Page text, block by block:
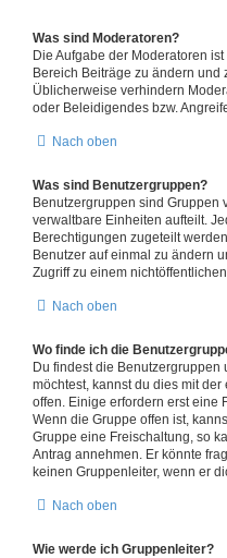
Was sind Moderatoren?
Die Aufgabe der Moderatoren
Bereich Beiträge zu ändern
Üblicherweise verhindern
oder Beleidigendes bzw.
Nach oben
Was sind Benutzergruppen?
Benutzergruppen sind Gruppen
verwaltbare Einheiten aufteilt.
Berechtigungen zugeteilt
Benutzer auf einmal zu ändern
Zugriff zu einem
Nach oben
Wo finde ich die
Du findest die Benutzergruppen
möchtest, kannst du dies mit
offen. Einige erfordern erst eine
Wenn die Gruppe offen ist,
Gruppe eine Freischaltung, so
Antrag annehmen. Er könnte
keinen Gruppenleiter, wenn er
Nach oben
Wie werde ich Gruppenleiter?